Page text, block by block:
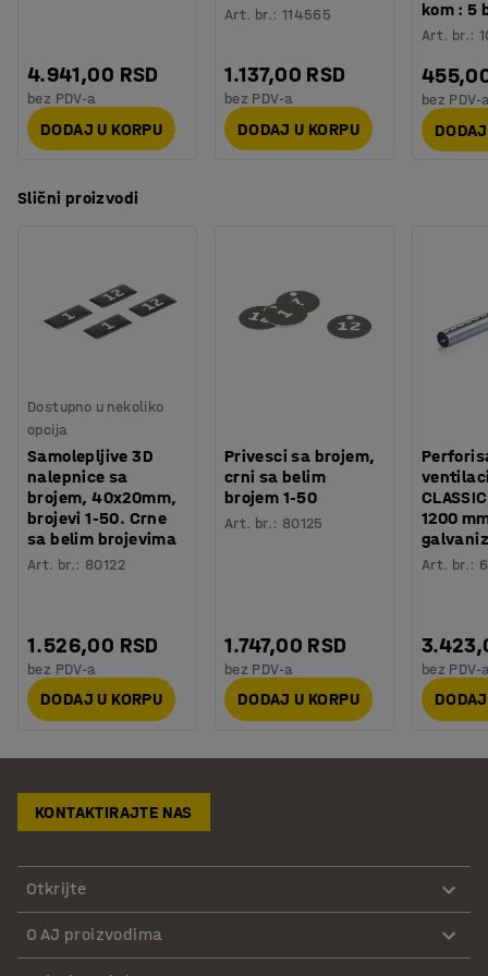
4.941,00 RSD
bez PDV-a
DODAJ U KORPU
Art. br.: 114565
1.137,00 RSD
bez PDV-a
DODAJ U KORPU
kom : 5
Art. br.:
bez PDV-
Slični proizvodi
Dostupno u nekoliko
opcija
Samolepljive 3D
nalepnice sa
brojem, 40x20mm,
brojevi 1-50. Crne
sa belim brojevima
Art. br.: 80122
1.526,00 RSD
bez PDV-a
DODAJ U KORPU
Privesci sa brojem,
crni sa belim
brojem 1-50
Art. br.: 80125
1.747,00 RSD
bez PDV-a
DODAJ U KORPU
1200
Art. br.:
bez PDV-
KONTAKTIRAJTE NAS
Otkrijte
O AJ proizvodima